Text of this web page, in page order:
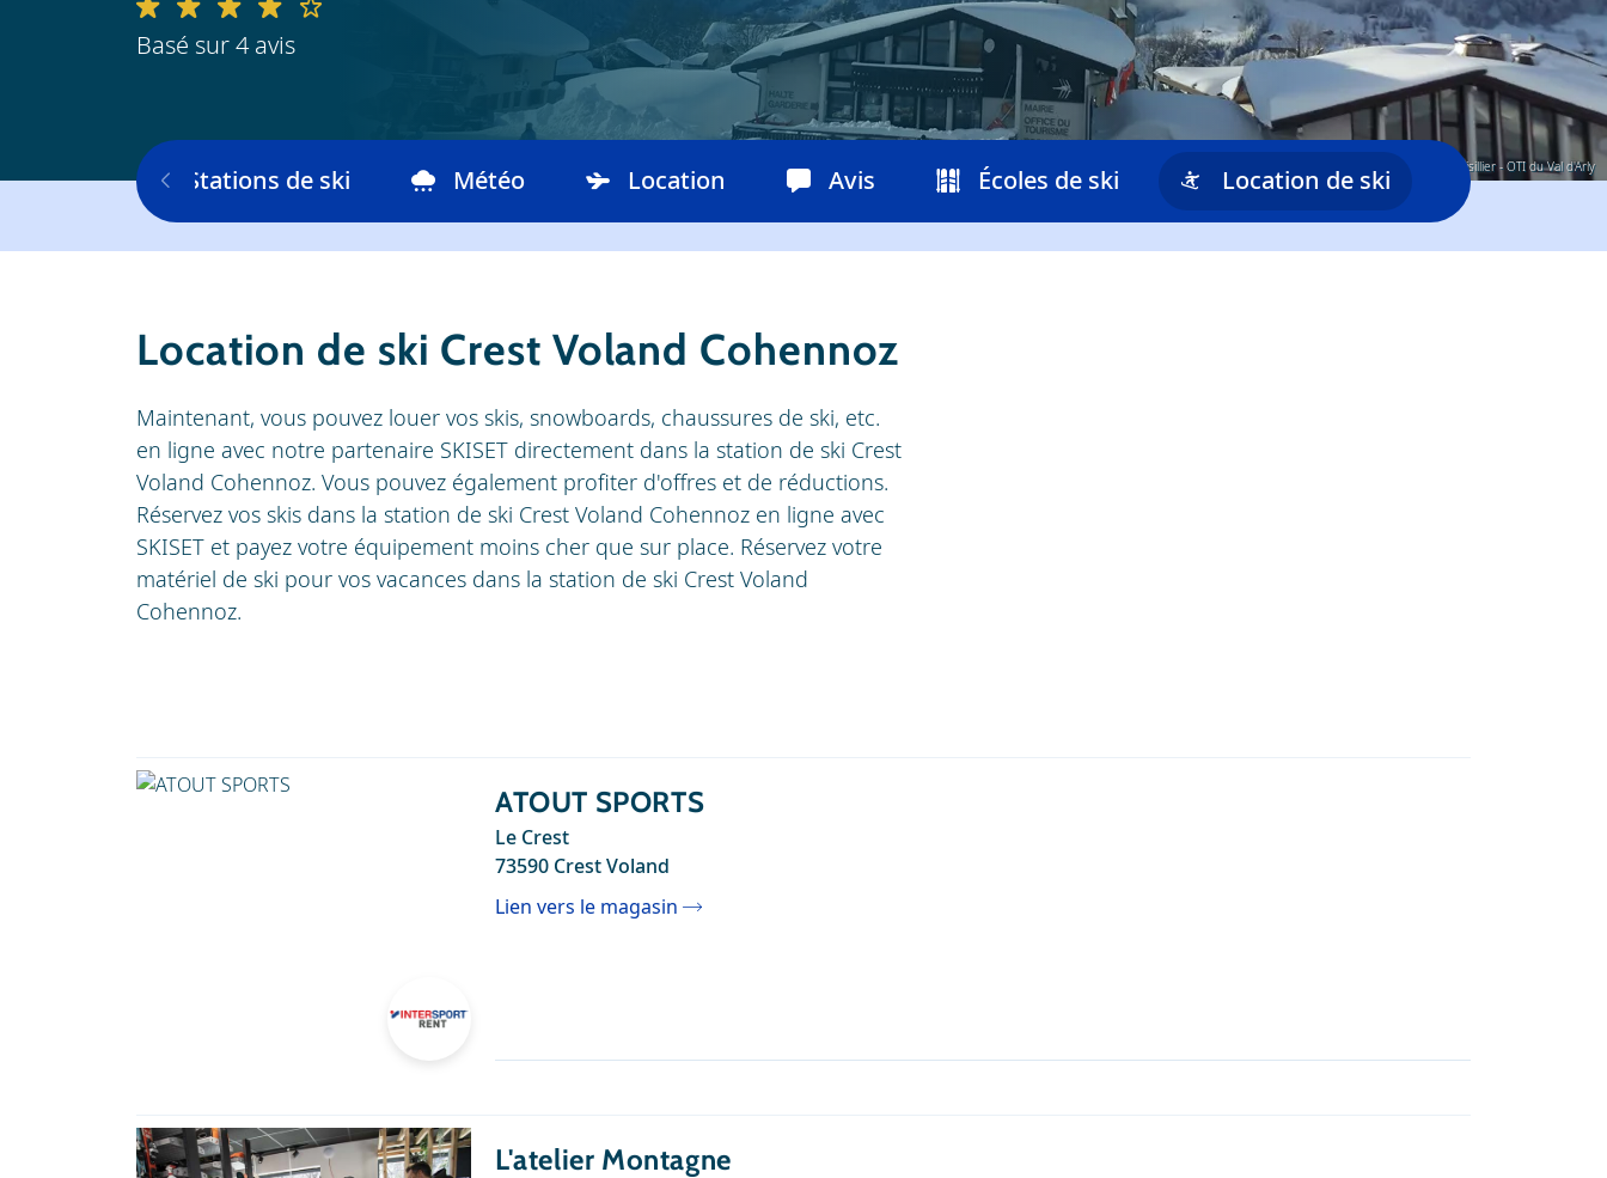
© Copyright JP Noisillier - OTI du Val d'Arly
Basé sur 4 avis
Stations de ski Météo Location Avis Écoles de ski Location de ski
Location de ski Crest Voland Cohennoz
Maintenant, vous pouvez louer vos skis, snowboards, chaussures de ski, etc.
en ligne avec notre partenaire SKISET directement dans la station de ski Crest
Voland Cohennoz. Vous pouvez également profiter d'offres et de réductions.
Réservez vos skis dans la station de ski Crest Voland Cohennoz en ligne avec
SKISET et payez votre équipement moins cher que sur place. Réservez votre
matériel de ski pour vos vacances dans la station de ski Crest Voland
Cohennoz.
ATOUT SPORTS
Le Crest
73590 Crest Voland
Lien vers le magasin
L'atelier Montagne